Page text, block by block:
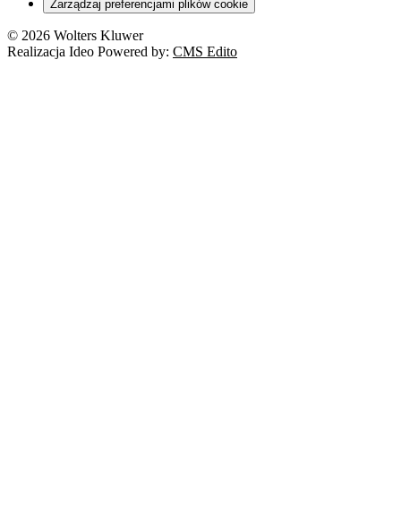
Franczyza
Prawo autorskie
Zarządzaj preferencjami plików cookie
© 2026 Wolters Kluwer
Realizacja Ideo Powered by: CMS Edito